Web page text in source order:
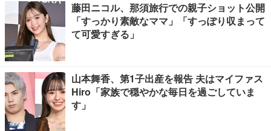
藤田ニコル、那須旅行での親子ショット公開
「すっかり素敵なママ」「すっぽり収まって
て可愛すぎる」
山本舞香、第1子出産を報告 夫はマイファス
Hiro「家族で穏やかな毎日を過ごしていま
す」